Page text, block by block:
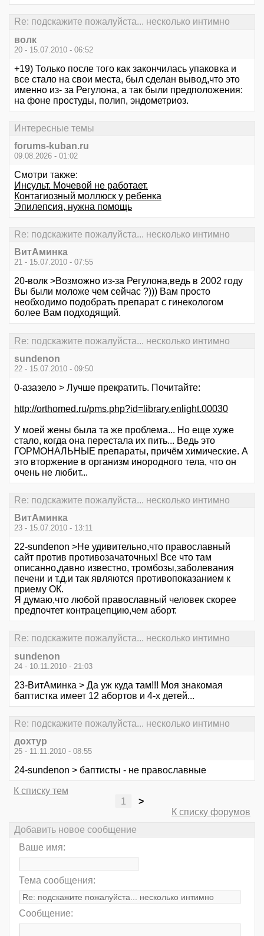
Re: подскажите пожалуйста... несколько интимно
волк
20 - 15.07.2010 - 06:52
+19) Только после того как закончилась упаковка и
все стало на свои места, был сделан вывод,что это
именно из- за Регулона, а так были предположения:
на фоне простуды, полип, эндометриоз.
Интересные темы
forums-kuban.ru
09.08.2026 - 01:02
Смотри также:
Инсульт. Мочевой не работает.
Контагиозный моллюск у ребенка
Эпилепсия, нужна помощь
Re: подскажите пожалуйста... несколько интимно
ВитАминка
21 - 15.07.2010 - 07:55
20-волк >Возможно из-за Регулона,ведь в 2002 году
Вы были моложе чем сейчас ?))) Вам просто
необходимо подобрать препарат с гинекологом
более Вам подходящий.
Re: подскажите пожалуйста... несколько интимно
sundenon
22 - 15.07.2010 - 09:50
0-азазело > Лучше прекратить. Почитайте:
http://orthomed.ru/pms.php?id=library.enlight.00030
У моей жены была та же проблема... Но еще хуже
стало, когда она перестала их пить... Ведь это
ГОРМОНАЛЬНЫЕ препараты, причём химические. А
это вторжение в организм инородного тела, что он
очень не любит...
Re: подскажите пожалуйста... несколько интимно
ВитАминка
23 - 15.07.2010 - 13:11
22-sundenon >Не удивительно,что православный
сайт против противозачаточных! Все что там
описанно,давно известно, тромбозы,заболевания
печени и т.д.и так являются противопоказанием к
приему ОК.
Я думаю,что любой православный человек скорее
предпочтет контрацепцию,чем аборт.
Re: подскажите пожалуйста... несколько интимно
sundenon
24 - 10.11.2010 - 21:03
23-ВитАминка > Да уж куда там!!! Моя знакомая
баптистка имеет 12 абортов и 4-х детей...
Re: подскажите пожалуйста... несколько интимно
дохтур
25 - 11.11.2010 - 08:55
24-sundenon > баптисты - не православные
К списку тем
1
>
К списку форумов
Добавить новое сообщение
Ваше имя:
Тема сообщения:
Сообщение: